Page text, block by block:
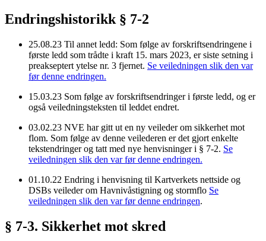
Endringshistorikk § 7-2
25.08.23 Til annet ledd: Som følge av forskriftsendringene i
første ledd som trådte i kraft 15. mars 2023, er siste setning i
preakseptert ytelse nr. 3 fjernet. Se veiledningen slik den var
før denne endringen.
15.03.23 Som følge av forskriftsendringer i første ledd, og er
også veiledningsteksten til leddet endret.
03.02.23 NVE har gitt ut en ny veileder om sikkerhet mot
flom. Som følge av denne veilederen er det gjort enkelte
tekstendringer og tatt med nye henvisninger i § 7-2. Se
veiledningen slik den var før denne endringen.
01.10.22 Endring i henvisning til Kartverkets nettside og
DSBs veileder om Havnivåstigning og stormflo Se
veiledningen slik den var før denne endringen.
§ 7-3. Sikkerhet mot skred